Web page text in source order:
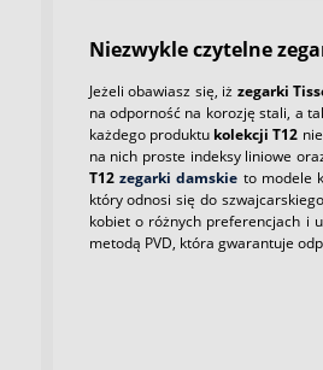
Niezwykle czytelne
Jeżeli obawiasz się, iż zegarki
na odporność na korozję stali, a
każdego produktu kolekcji T12
na nich proste indeksy liniowe
T12 zegarki damskie to modele
który odnosi się do
kobiet o różnych preferencjach i
metodą PVD, która gwarantuje